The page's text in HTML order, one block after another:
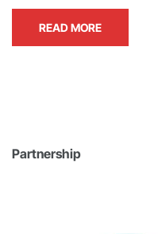
READ MORE
Partnership